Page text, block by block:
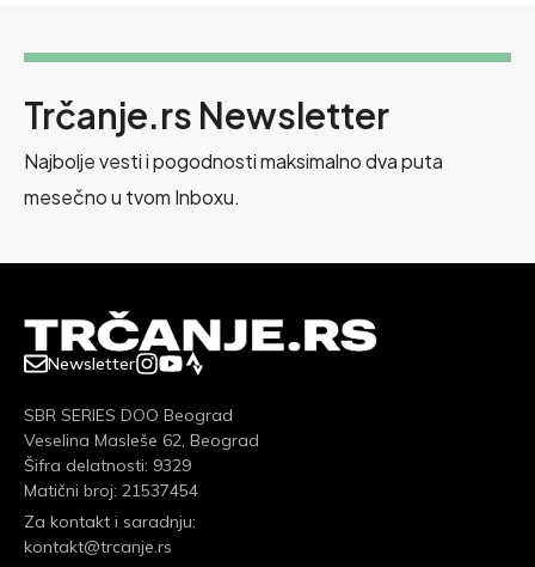
Trčanje.rs Newsletter
Najbolje vesti i pogodnosti maksimalno dva puta
mesečno u tvom Inboxu.
Newsletter
SBR SERIES DOO Beograd
Veselina Masleše 62, Beograd
Šifra delatnosti: 9329
Matični broj: 21537454
Za kontakt i saradnju:
kontakt@trcanje.rs